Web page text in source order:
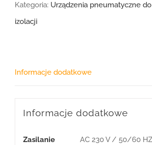
Kategoria: Urządzenia pneumatyczne
izolacji
Informacje dodatkowe
Informacje dodatkowe
Zasilanie AC 230 V / 50/60 HZ